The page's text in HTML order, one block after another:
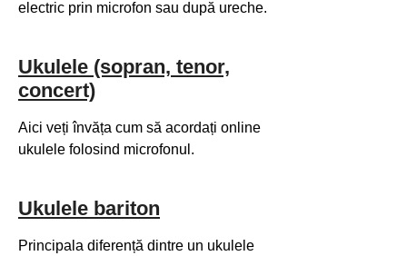
electric prin microfon sau după ureche.
Ukulele (sopran, tenor,
concert)
Aici veți învăța cum să acordați online
ukulele folosind microfonul.
Ukulele bariton
Principala diferență dintre un ukulele